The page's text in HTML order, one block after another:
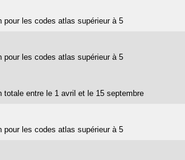
pour les codes atlas supérieur à 5
pour les codes atlas supérieur à 5
totale entre le 1 avril et le 15 septembre
pour les codes atlas supérieur à 5